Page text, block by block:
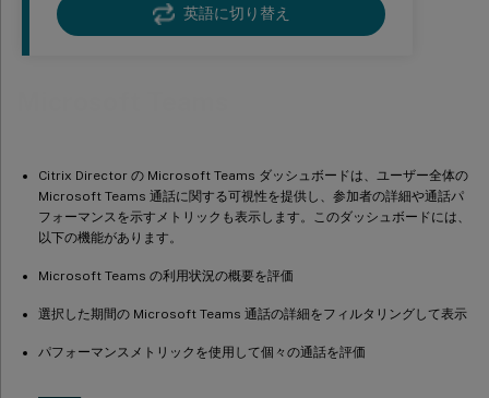
英語に切り替え
Citrix Director の Microsoft Teams ダッシュボードは、ユーザー全体の
Microsoft Teams 通話に関する可視性を提供し、参加者の詳細や通話パ
フォーマンスを示すメトリックも表示します。このダッシュボードには、
以下の機能があります。
Microsoft Teams の利用状況の概要を評価
選択した期間の Microsoft Teams 通話の詳細をフィルタリングして表示
パフォーマンスメトリックを使用して個々の通話を評価